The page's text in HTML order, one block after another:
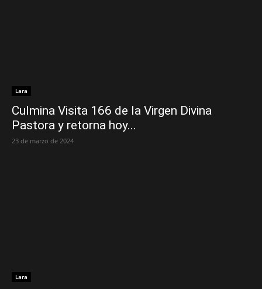
Lara
Culmina Visita 166 de la Virgen Divina
Pastora y retorna hoy...
23 de marzo de 2024
Lara